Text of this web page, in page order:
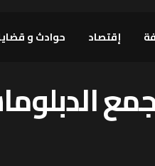
إقتصاد حوادث و